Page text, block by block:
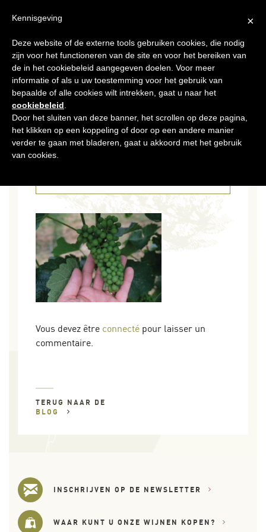
MENU
19 JUL 2019
4
Vous devez être connecté pour laisser un
commentaire.
TERUG NAAR DE
BLOG
INSCHRIJVEN OP DE NEWSLETTER
WAAR KUNT U ONZE WIJNEN KOPEN?
×
Kennisgeving
Deze website of de externe tools gebruiken cookies, die nodig
zijn voor het functioneren van de site en voor het bereiken van
de in het cookiebeleid aangegeven doelen. Voor meer
informatie of als u uw toestemming voor het gebruik van
bepaalde of alle cookies wilt intrekken, gaat u naar het
cookiebeleid
Door het sluiten van deze banner, het scrollen op deze pagina,
het klikken op een koppeling of door op een andere manier
verder te gaan met bladeren, gaat u akkoord met het gebruik
van cookies.